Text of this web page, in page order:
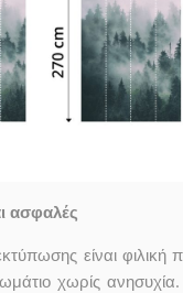
ασφαλές
είναι
χωρίς